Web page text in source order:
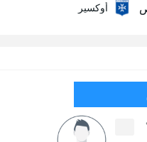
أوكسير